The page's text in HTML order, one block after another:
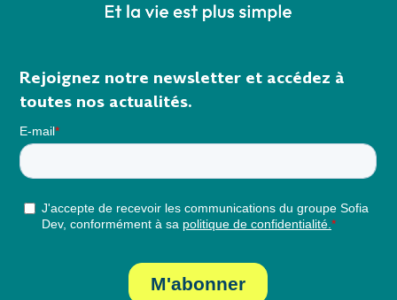
Rejoignez notre newsletter et accédez à
toutes nos actualités.